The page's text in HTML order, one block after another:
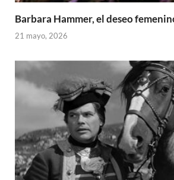
Barbara Hammer, el deseo
21 mayo, 2026